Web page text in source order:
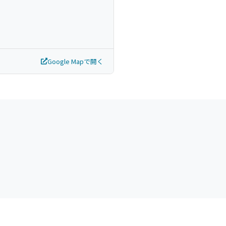
Google Mapで開く